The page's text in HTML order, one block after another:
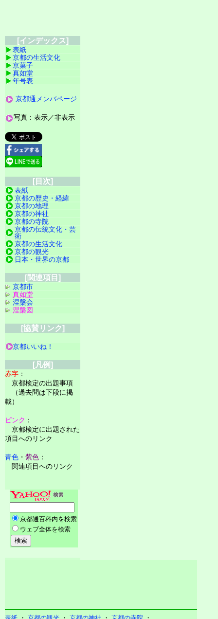
[インデックス]
表紙
京都の生活文化
京菓子
真如堂
年号表
京都通メンバページ
写真：表示／非表示
[目次]
表紙
京都の歴史・経緯
京都の地理
京都の神社
京都の寺院
京都の伝統文化・芸
術
京都の生活文化
京都の観光
日本・世界の京都
[関連項目]
京都市
真如堂
涅槃会
涅槃図
[協賛リンク]
京都いいね！
[凡例]
赤字 ：
京都検定の出題事項
（過去問は下段に掲
載）
ピンク ：
京都検定に出題された
項目へのリンク
青色 ・ 紫色 ：
関連項目へのリンク